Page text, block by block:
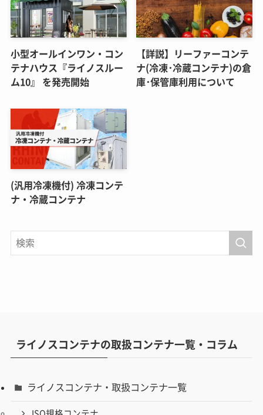
小型オールインワン・コン
テナハウス『ライノスルー
ム10』 を発売開始
【詳説】リーファーコンテ
ナ(冷凍･冷蔵コンテナ)の倉
庫･保管庫利用について
(汎用冷凍機付) 冷凍コンテ
ナ・冷蔵コンテナ
ライノスコンテナの取扱コンテナ一覧・コラム
ライノスコンテナ・取扱コンテナ一覧